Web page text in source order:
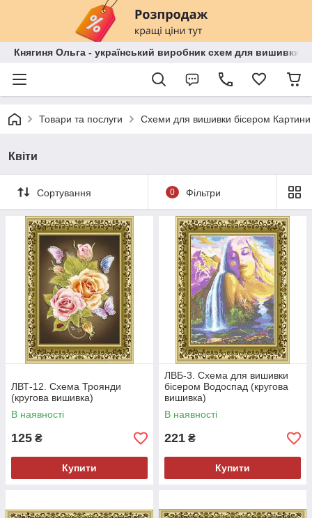
Княгиня Ольга - український виробник схем для вишивки
Товари та послуги Схеми для вишивки бісером Картини
Квіти
Сортування 0 Фільтри
ЛВТ-12. Схема Троянди
(кругова вишивка)
В наявності
125 ₴
Купити
ЛВБ-3. Схема для вишивки
бісером Водоспад (кругова
вишивка)
В наявності
221 ₴
Купити